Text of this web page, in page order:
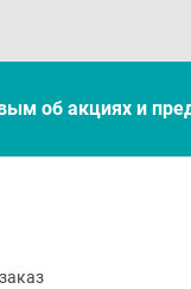
об акцияx и